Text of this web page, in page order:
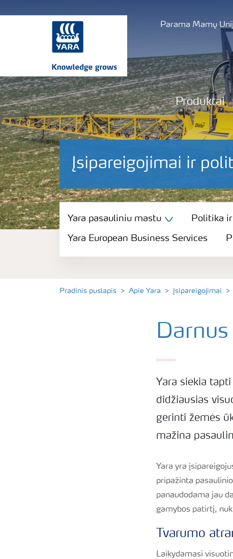
Parama Mamų
Produktai
Įsipareigojimai ir
Yara pasauliniu mastu
Politika ir saugumas
Yara pasauliniu mastu Politika
Yara European Business Services
Pradinis puslapis Apie Yara Įsipareigojimai
Yara siekia
didžiausias
gerinti žemės
mažina
Yara yra
pripažinta
panaudodama jau
gamybos patirtį,
Tvarumo
Laikydamasi